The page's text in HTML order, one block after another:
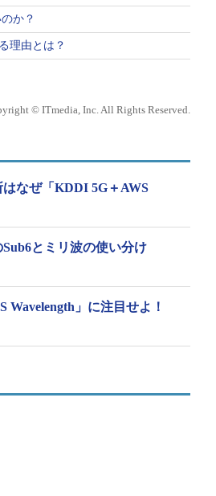
か？
理由とは？
© ITmedia, Inc. All Rights Reserved.
なぜ「KDDI 5G＋AWS
とミリ波の使い分け
Wavelength」に注目せよ！